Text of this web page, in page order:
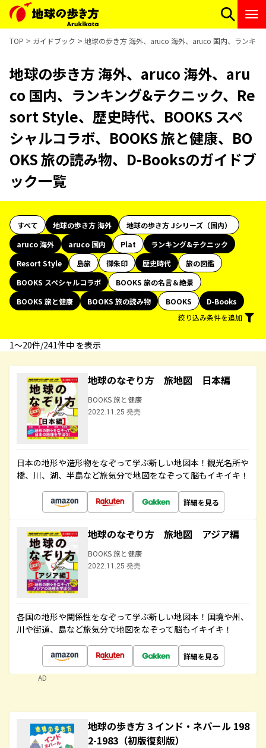
TOP ガイドブック 地球の歩き方 海外、aruco 海外、aruco 国内、ランキン
地球の歩き方 海外、aruco 海外、aru
co 国内、ランキング&テクニック、Re
sort Style、歴史時代、BOOKS スペ
シャルコラボ、BOOKS 旅と健康、BO
OKS 旅の読み物、D-Booksのガイドブ
ック一覧
すべて 地球の歩き方 海外
地球の歩き方 Jシリーズ（国内）
aruco 海外
aruco 国内 Plat
ランキング&テクニック
Resort Style
島旅 御朱印 歴史時代
旅の図鑑
BOOKS スペシャルコラボ
BOOKS 旅の名言＆絶景
BOOKS 旅と健康
BOOKS 旅の読み物 BOOKS
D-Books
絞り込み条件を追加
1〜20件/241件中 を表示
地球のなぞり方 旅地図 日本編
BOOKS 旅と健康
2022.11.25 発売
日本の地形や造形物をなぞって学ぶ新しい地図本！観光名所や
橋、川、湖、半島など旅気分で地図をなぞって脳もイキイキ！
詳細を見る
地球のなぞり方 旅地図 アジア編
BOOKS 旅と健康
2022.11.25 発売
各国の地形や関係性をなぞって学ぶ新しい地図本！国境や州、
川や街道、島など旅気分で地図をなぞって脳もイキイキ！
詳細を見る
AD
地球の歩き方 3 インド・ネパール 198
2-1983（初版復刻版）